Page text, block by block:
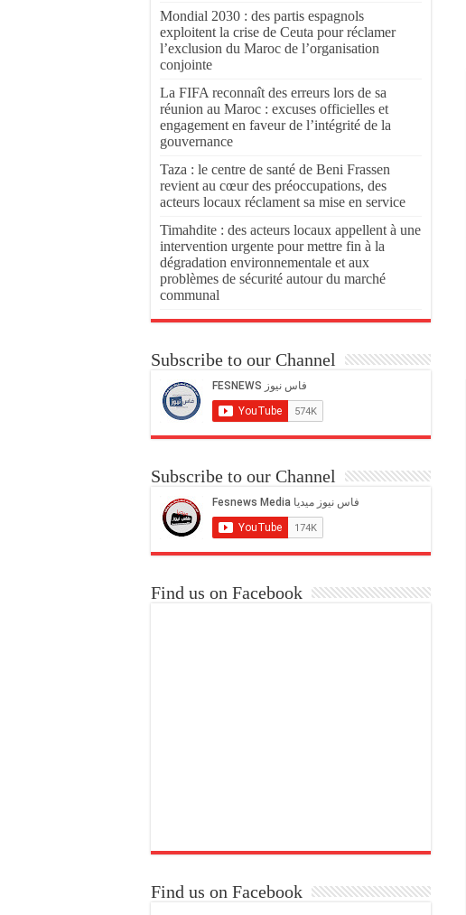
Mondial 2030 : des partis espagnols
exploitent la crise de Ceuta pour réclamer
l’exclusion du Maroc de l’organisation
conjointe
La FIFA reconnaît des erreurs lors de sa
réunion au Maroc : excuses officielles et
engagement en faveur de l’intégrité de la
gouvernance
Taza : le centre de santé de Beni Frassen
revient au cœur des préoccupations, des
acteurs locaux réclament sa mise en service
Timahdite : des acteurs locaux appellent à une
intervention urgente pour mettre fin à la
dégradation environnementale et aux
problèmes de sécurité autour du marché
communal
Subscribe to our Channel
Subscribe to our Channel
Find us on Facebook
Find us on Facebook